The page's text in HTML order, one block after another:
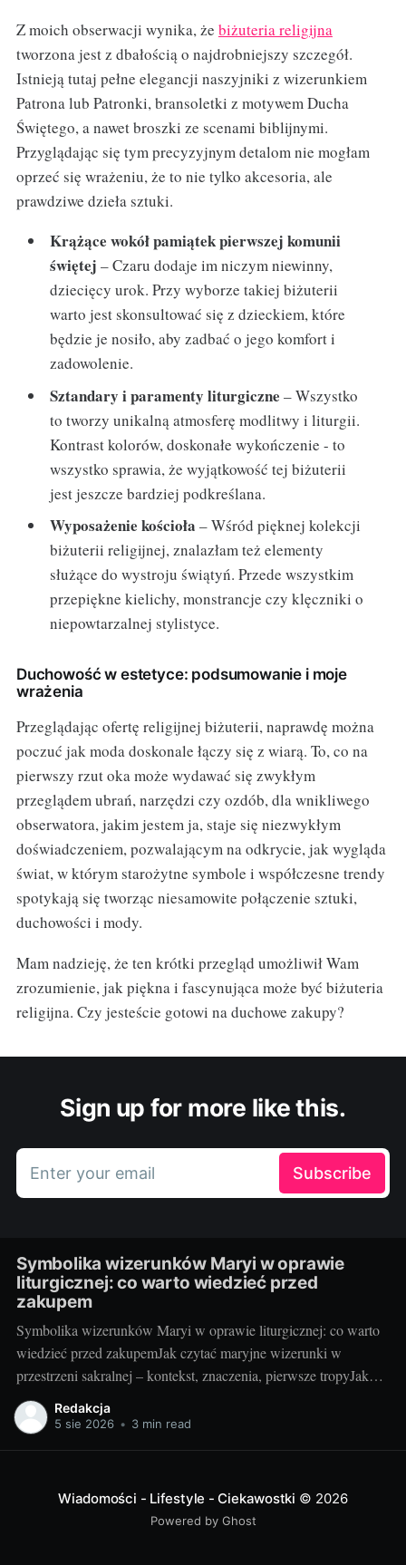
Z moich obserwacji wynika, że biżuteria religijna
tworzona jest z dbałością o najdrobniejszy szczegół.
Istnieją tutaj pełne elegancji naszyjniki z wizerunkiem
Patrona lub Patronki, bransoletki z motywem Ducha
Świętego, a nawet broszki ze scenami biblijnymi.
Przyglądając się tym precyzyjnym detalom nie mogłam
oprzeć się wrażeniu, że to nie tylko akcesoria, ale
prawdziwe dzieła sztuki.
Krążące wokół pamiątek pierwszej komunii
świętej – Czaru dodaje im niczym niewinny,
dziecięcy urok. Przy wyborze takiej biżuterii
warto jest skonsultować się z dzieckiem, które
będzie je nosiło, aby zadbać o jego komfort i
zadowolenie.
Sztandary i paramenty liturgiczne – Wszystko
to tworzy unikalną atmosferę modlitwy i liturgii.
Kontrast kolorów, doskonałe wykończenie - to
wszystko sprawia, że wyjątkowość tej biżuterii
jest jeszcze bardziej podkreślana.
Wyposażenie kościoła – Wśród pięknej kolekcji
biżuterii religijnej, znalazłam też elementy
służące do wystroju świątyń. Przede wszystkim
przepiękne kielichy, monstrancje czy klęczniki o
niepowtarzalnej stylistyce.
Duchowość w estetyce: podsumowanie i moje
wrażenia
Przeglądając ofertę religijnej biżuterii, naprawdę można
poczuć jak moda doskonale łączy się z wiarą. To, co na
pierwszy rzut oka może wydawać się zwykłym
przeglądem ubrań, narzędzi czy ozdób, dla wnikliwego
obserwatora, jakim jestem ja, staje się niezwykłym
doświadczeniem, pozwalającym na odkrycie, jak wygląda
świat, w którym starożytne symbole i współczesne trendy
spotykają się tworząc niesamowite połączenie sztuki,
duchowości i mody.
Mam nadzieję, że ten krótki przegląd umożliwił Wam
zrozumienie, jak piękna i fascynująca może być biżuteria
religijna. Czy jesteście gotowi na duchowe zakupy?
Sign up for more like this.
Enter your email Subscribe
Symbolika wizerunków Maryi w oprawie
liturgicznej: co warto wiedzieć przed
zakupem
Symbolika wizerunków Maryi w oprawie liturgicznej: co warto
wiedzieć przed zakupemJak czytać maryjne wizerunki w
przestrzeni sakralnej – kontekst, znaczenia, pierwsze tropyJako
blogerka, która z radością testuje i porównuje rozwiązania do
kościołów i kaplic, wiem jedno: maryjny wizerunek w liturgii nie
Redakcja
5 sie 2026 • 3 min read
Wiadomości - Lifestyle - Ciekawostki © 2026
Powered by Ghost